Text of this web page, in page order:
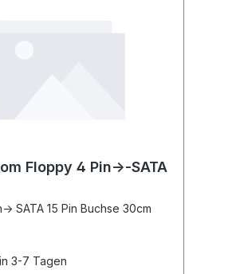
Floppy 4 Pin->-SATA
SATA 15 Pin Buchse 30cm
3-7 Tagen